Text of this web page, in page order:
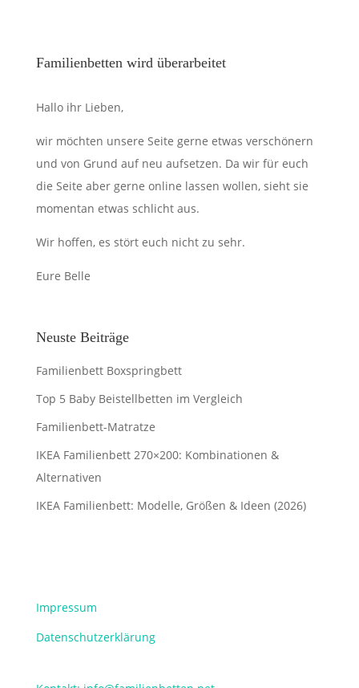
Familienbetten wird überarbeitet
Hallo ihr Lieben,
wir möchten unsere Seite gerne etwas verschönern
und von Grund auf neu aufsetzen. Da wir für euch
die Seite aber gerne online lassen wollen, sieht sie
momentan etwas schlicht aus.
Wir hoffen, es stört euch nicht zu sehr.
Eure Belle
Neuste Beiträge
Familienbett Boxspringbett
Top 5 Baby Beistellbetten im Vergleich
Familienbett-Matratze
IKEA Familienbett 270×200: Kombinationen &
Alternativen
IKEA Familienbett: Modelle, Größen & Ideen (2026)
Impressum
Datenschutzerklärung